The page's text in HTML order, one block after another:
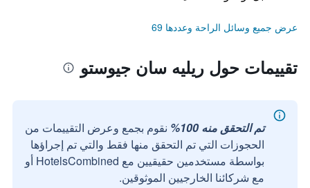
عرض جميع وسائل الراحة وعددها 69
تقييمات حول ريليه سان جيوستو
تم التحقق منه 100%
نقوم بجمع وعرض التقييمات من
الحجوزات التي تم التحقق منها فقط والتي تم إجراؤها
بواسطة مستخدمين حقيقيين مع HotelsCombined أو
مع شركائنا الخارجيين الموثوقين.